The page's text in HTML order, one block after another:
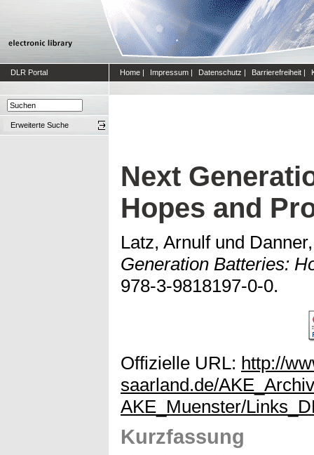
DLR Portal Home | Impressum | Datenschutz | Barrierefreiheit |
Erweiterte Suche
Next
Hopes and
Latz, Arnulfund
Generation Batteries:
978-3-9818197-0-0.
Offizielle URL: http://
saarland.de/
AKE_Muenster/
Kurzfassung